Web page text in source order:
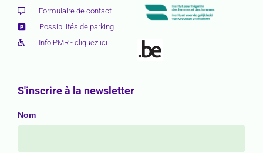
Formulaire de contact
Possibilités de parking
Info PMR - cliquez ici
S'inscrire à la newsletter
Nom